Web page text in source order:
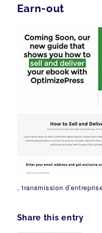
Earn-out
, transmission
Share this entry